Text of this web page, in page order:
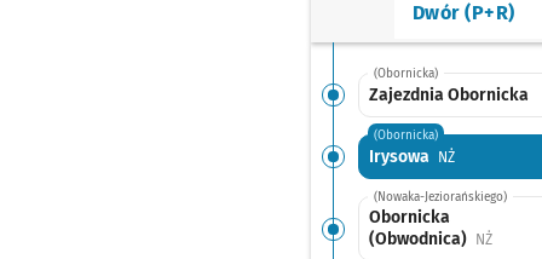
Dwór (P+R)
(Obornicka)
Zajezdnia Obornicka
(Obornicka)
Irysowa NŻPrzystanek
(Nowaka-Jeziorańskiego)
Obornicka
(Obwodnica)
NŻ